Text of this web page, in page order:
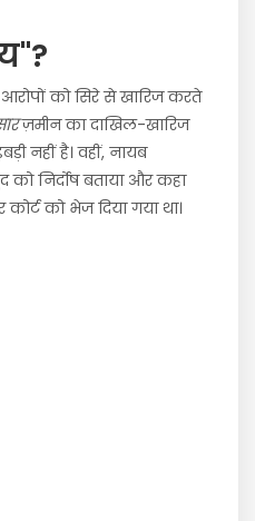
को सिरे से खारिज करते
ज़मीन का दाखिल-खारिज
नहीं है। वहीं, नायब
निर्दोष बताया और कहा
को भेज दिया गया था।